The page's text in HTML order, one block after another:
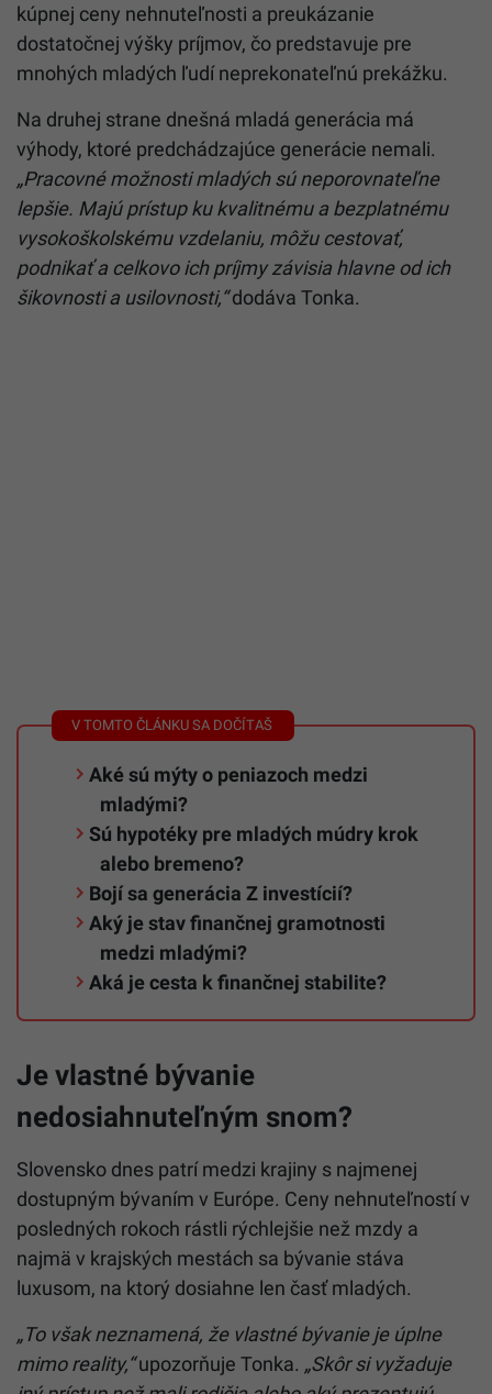
kúpnej ceny nehnuteľnosti a preukázanie
dostatočnej výšky príjmov, čo predstavuje pre
mnohých mladých ľudí neprekonateľnú prekážku.
Na druhej strane dnešná mladá generácia má
výhody, ktoré predchádzajúce generácie nemali.
„Pracovné možnosti mladých sú neporovnateľne
lepšie. Majú prístup ku kvalitnému a bezplatnému
vysokoškolskému vzdelaniu, môžu cestovať,
podnikať a celkovo ich príjmy závisia hlavne od ich
šikovnosti a usilovnosti,“dodáva Tonka.
Aké sú mýty o peniazoch medzi
mladými?
Sú hypotéky pre mladých múdry krok
alebo bremeno?
Bojí sa generácia Z investícií?
Aký je stav finančnej gramotnosti
medzi mladými?
Aká je cesta k finančnej stabilite?
Je vlastné bývanie
nedosiahnuteľným snom?
Slovensko dnes patrí medzi krajiny s najmenej
dostupným bývaním v Európe. Ceny nehnuteľností v
posledných rokoch rástli rýchlejšie než mzdy a
najmä v krajských mestách sa bývanie stáva
luxusom, na ktorý dosiahne len časť mladých.
„To však neznamená, že vlastné bývanie je úplne
mimo reality,“upozorňuje Tonka. „Skôr si vyžaduje